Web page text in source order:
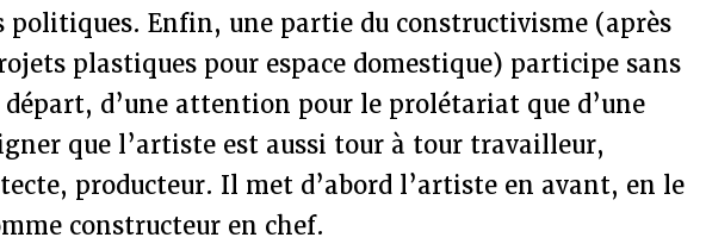
politiques. Enfin, une partie du constructivisme (après
plastiques pour espace domestique) participe sans
d’une attention pour le prolétariat que d’une
que l’artiste est aussi tour à tour travailleur,
producteur. Il met d’abord l’artiste en avant, en le
constructeur en chef.